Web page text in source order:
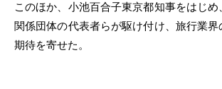
このほか、小池百合子東京都知事をはじ
関係団体の代表者らが駆け付け、旅行業界
期待を寄せた。